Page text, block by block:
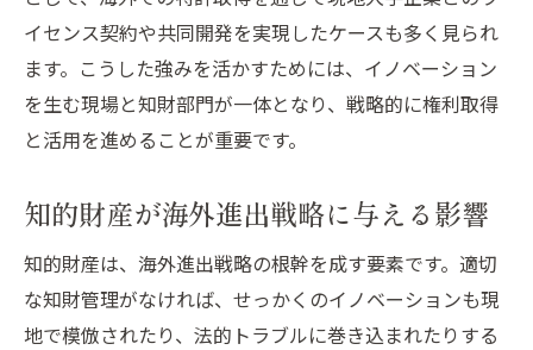
イセンス契約や共同開発を実現したケースも多く見られ
ます。こうした強みを活かすためには、イノベーション
を生む現場と知財部門が一体となり、戦略的に権利取得
と活用を進めることが重要です。
知的財産が海外進出戦略に与える影響
知的財産は、海外進出戦略の根幹を成す要素です。適切
な知財管理がなければ、せっかくのイノベーションも現
地で模倣されたり、法的トラブルに巻き込まれたりする